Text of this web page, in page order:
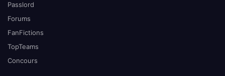
Passlord
Forums
FanFictions
TopTeams
Concours